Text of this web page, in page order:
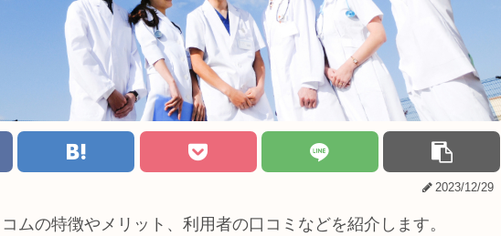
2023/12/29
ムの特徴やメリット、利用者の口コミなどを紹介します。